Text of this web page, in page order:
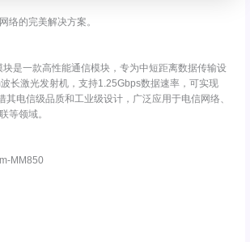
络的完美解决方案。
是一款高性能通信模块，专为中短距离数据传输设
长激光发射机，支持1.25Gbps数据速率，可实现
其电信级品质和工业级设计，广泛应用于电信网络、
等领域。
MM850